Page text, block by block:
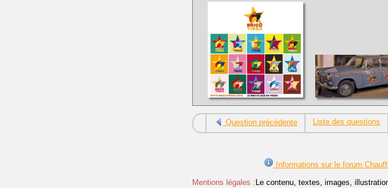
Question précédente Liste des questions
Informations sur le forum
Mentions légales : Le contenu, textes, images,